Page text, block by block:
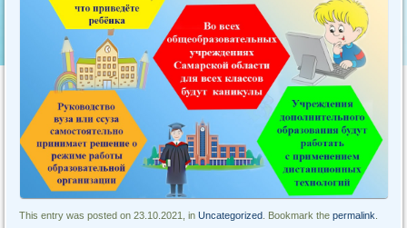
This entry was posted on 23.10.2021, inUncategorized. Bookmark thepermalink.